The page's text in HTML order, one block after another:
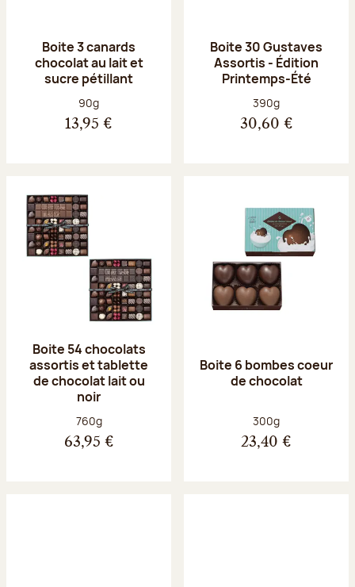
Boite 3 canards
chocolat au lait et
sucre pétillant
Poids net :
90g
13,95 €
Boite 30 Gustaves
Assortis - Édition
Printemps-Été
Poids net :
390g
30,60 €
Boite 54 chocolats
assortis et tablette
de chocolat lait ou
noir
Poids net :
760g
63,95 €
Boite 6 bombes coeur
de chocolat
Poids net :
300g
23,40 €